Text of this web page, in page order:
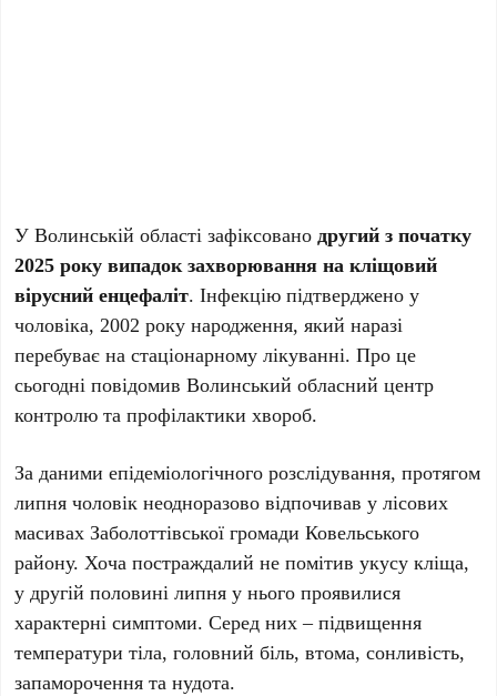
У Волинській області зафіксованодругий з початку
2025 року випадок захворювання на кліщовий
вірусний енцефаліт. Інфекцію підтверджено у
чоловіка, 2002 року народження, який наразі
перебуває на стаціонарному лікуванні. Про це
сьогодні повідомив Волинський обласний центр
контролю та профілактики хвороб.
За даними епідеміологічного розслідування, протягом
липня чоловік неодноразово відпочивав у лісових
масивах Заболоттівської громади Ковельського
району. Хоча постраждалий не помітив укусу кліща,
у другій половині липня у нього проявилися
характерні симптоми. Серед них – підвищення
температури тіла, головний біль, втома, сонливість,
запаморочення та нудота.